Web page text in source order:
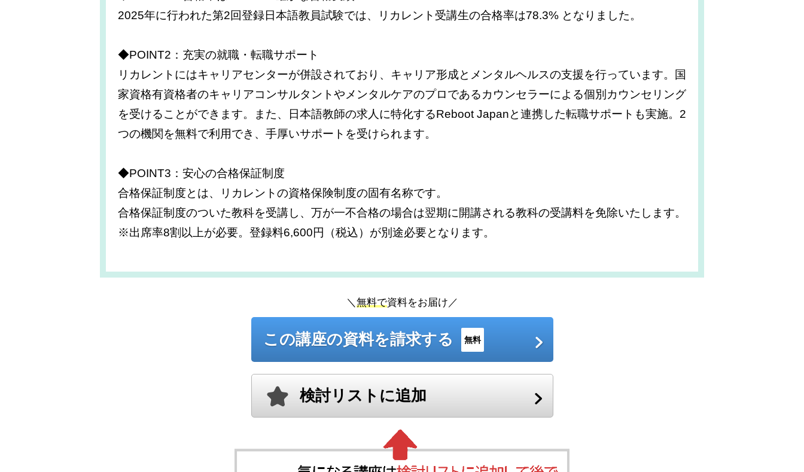
2025年に行われた第2回登録日本語教員試験では、リカレント受講生の合格率は78.3% となりました。
◆POINT2：充実の就職・転職サポート
リカレントにはキャリアセンターが併設されており、キャリア形成とメンタルヘルスの支援を行っています。国
家資格有資格者のキャリアコンサルタントやメンタルケアのプロであるカウンセラーによる個別カウンセリング
を受けることができます。また、日本語教師の求人に特化するReboot Japanと連携した転職サポートも実施。2
つの機関を無料で利用でき、手厚いサポートを受けられます。
◆POINT3：安心の合格保証制度
合格保証制度とは、リカレントの資格保険制度の固有名称です。
合格保証制度のついた教科を受講し、万が一不合格の場合は翌期に開講される教科の受講料を免除いたします。
※出席率8割以上が必要。登録料6,600円（税込）が別途必要となります。
＼ 無料で資料をお届け／
この講座の資料を請求する 無料
検討リストに追加